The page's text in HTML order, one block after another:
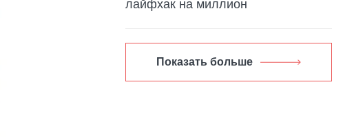
лайфхак на миллион
Показать больше